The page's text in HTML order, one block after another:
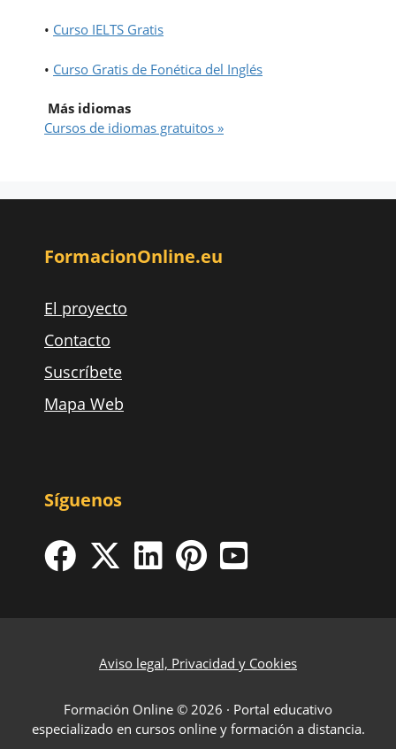
• Curso IELTS Gratis
• Curso Gratis de Fonética del Inglés
Más idiomas
Cursos de idiomas gratuitos »
FormacionOnline.eu
El proyecto
Contacto
Suscríbete
Mapa Web
Síguenos
Aviso legal, Privacidad y Cookies
Formación Online © 2026 · Portal educativo
especializado en cursos online y formación a distancia.